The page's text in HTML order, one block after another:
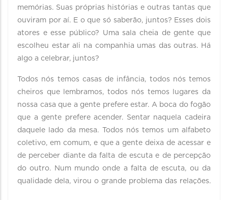
memórias. Suas próprias histórias e outras tantas que
ouviram por aí. E o que só saberão, juntos? Esses dois
atores e esse público? Uma sala cheia de gente que
escolheu estar ali na companhia umas das outras. Há
algo a celebrar, juntos?
Todos nós temos casas de infância, todos nós temos
cheiros que lembramos, todos nós temos lugares da
nossa casa que a gente prefere estar. A boca do fogão
que a gente prefere acender. Sentar naquela cadeira
daquele lado da mesa. Todos nós temos um alfabeto
coletivo, em comum, e que a gente deixa de acessar e
de perceber diante da falta de escuta e de percepção
do outro. Num mundo onde a falta de escuta, ou da
qualidade dela, virou o grande problema das relações.